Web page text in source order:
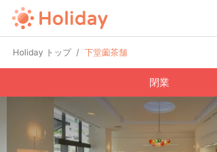
Holiday トップ 下堂薗茶舗
閉業